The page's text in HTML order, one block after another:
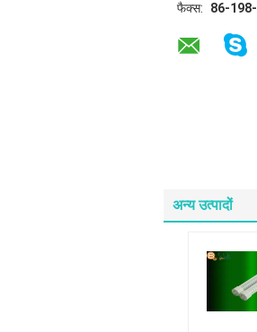
फैक्स:
86-
अन्य उत्पादों